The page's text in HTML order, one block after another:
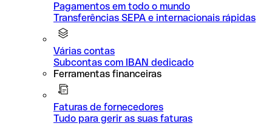
Pagamentos em todo o mundo
Transferências SEPA e internacionais rápidas
Várias contas
Subcontas com IBAN dedicado
Ferramentas financeiras
Faturas de fornecedores
Tudo para gerir as suas faturas